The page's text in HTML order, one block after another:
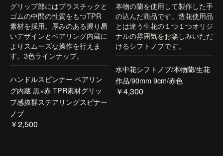
グリップ部にはプラスチックと
ゴムの中間の性質をもつTPR
素材を採用。厚みのある握り易
いデザインとベアリング内蔵に
よりスムーズな操作を行えま
す。3色ラインナップ。
ハンドルスピンナー ベアリン
グ内蔵 黒×赤 TPR素材グリッ
プ感抜群ステアリングスピナー
ノブ
￥2,500
本物の蘭を使用して製作した手
の込んだ商品です。造花使用品
とは違う生花の１つ１つオリジ
ナルの雰囲気をお楽しみいただ
けるシフトノブです。
水中花シフトノブ/本物蘭/生花
作品/90mm 9cm/赤色
￥4,300